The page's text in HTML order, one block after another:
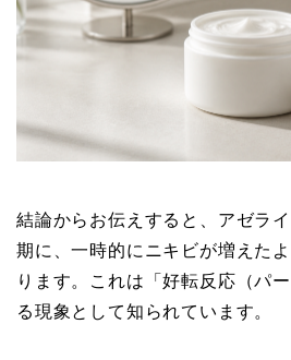
結論からお伝えすると、アゼラ
期に、一時的にニキビが増えた
ります。これは「好転反応（パ
る現象として知られています。